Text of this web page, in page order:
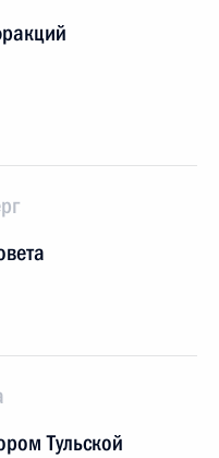
Тульской